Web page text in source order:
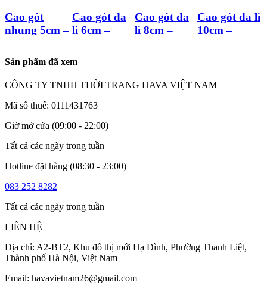
Cao gót
nhung 5cm –
Cao gót da
lì 6cm –
Cao gót da
lì 8cm –
Cao gót da lì
10cm –
Sản phẩm đã xem
CÔNG TY TNHH THỜI TRANG HAVA VIỆT NAM
Mã số thuế: 0111431763
Giờ mở cửa (09:00 - 22:00)
Tất cả các ngày trong tuần
Hotline đặt hàng (08:30 - 23:00)
083 252 8282
Tất cả các ngày trong tuần
LIÊN HỆ
Địa chỉ: A2-BT2, Khu đô thị mới Hạ Đình, Phường Thanh Liệt,
Thành phố Hà Nội, Việt Nam
Email: havavietnam26@gmail.com